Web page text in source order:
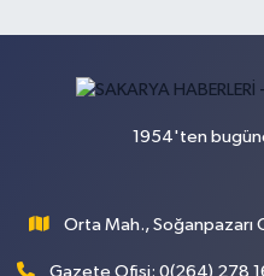
1954'ten bugüne
Orta Mah., Soğanpazarı
Gazete Ofisi: 0(264) 278